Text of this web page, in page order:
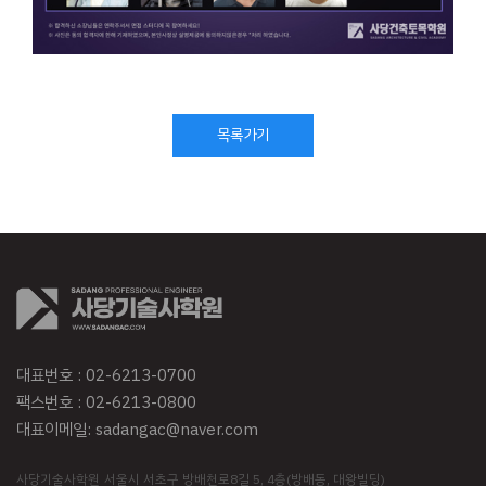
목록가기
대표번호 : 02-6213-0700
팩스번호 : 02-6213-0800
대표이메일: sadangac@naver.com
사당기술사학원 서울시 서초구 방배천로8길 5, 4층(방배동, 대왕빌딩)